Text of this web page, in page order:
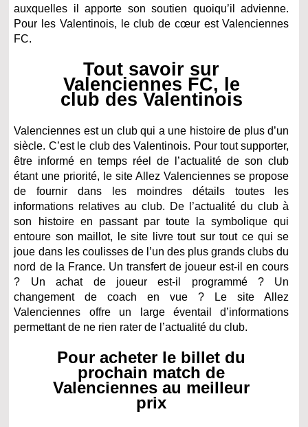
auxquelles il apporte son soutien quoiqu’il advienne.
Pour les Valentinois, le club de cœur est Valenciennes
FC.
Tout savoir sur
Valenciennes FC, le
club des Valentinois
Valenciennes est un club qui a une histoire de plus d’un
siècle. C’est le club des Valentinois. Pour tout supporter,
être informé en temps réel de l’actualité de son club
étant une priorité, le site Allez Valenciennes se propose
de fournir dans les moindres détails toutes les
informations relatives au club. De l’actualité du club à
son histoire en passant par toute la symbolique qui
entoure son maillot, le site livre tout sur tout ce qui se
joue dans les coulisses de l’un des plus grands clubs du
nord de la France. Un transfert de joueur est-il en cours
? Un achat de joueur est-il programmé ? Un
changement de coach en vue ? Le site Allez
Valenciennes offre un large éventail d’informations
permettant de ne rien rater de l’actualité du club.
Pour acheter le billet du
prochain match de
Valenciennes au meilleur
prix